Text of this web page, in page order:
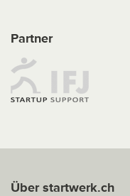
Partner
Über startwerk.ch